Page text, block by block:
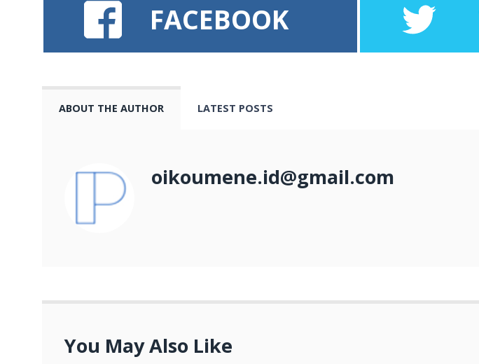
FACEBOOK
ABOUT THE AUTHOR LATEST POSTS
oikoumene.id@gmail.com
You May Also Like